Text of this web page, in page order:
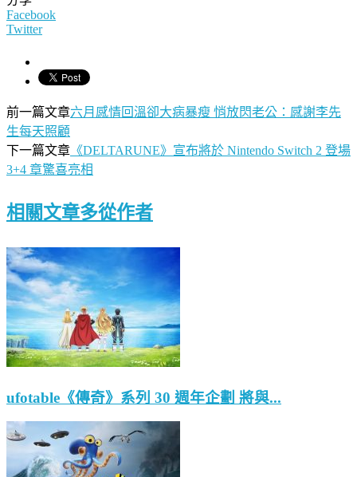
Facebook
Twitter
前一篇文章六月感情回溫卻大病暴瘦 悄放閃老公：感謝李先
生每天照顧
下一篇文章 《DELTARUNE》宣布將於 Nintendo Switch 2 登場
3+4 章驚喜亮相
相關文章多從作者
ufotable《傳奇》系列 30 週年企劃 將與...